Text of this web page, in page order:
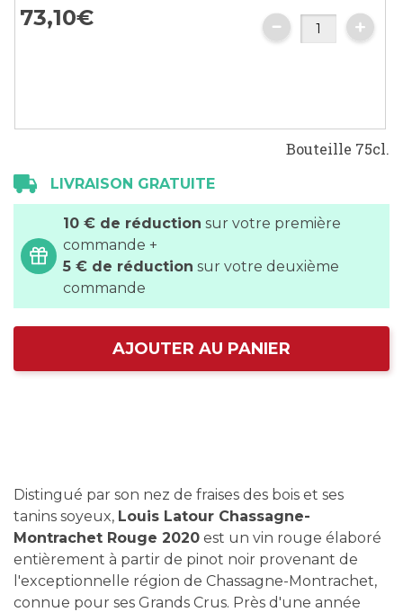
the
images
73,10€
Bouteille 75cl.
LIVRAISON GRATUITE
10 € de réduction sur votre première
commande +
5 € de réduction sur votre deuxième
commande
AJOUTER AU PANIER
Distingué par son nez de fraises des bois et ses
tanins soyeux, Louis Latour Chassagne-
Montrachet Rouge 2020 est un vin rouge élaboré
entièrement à partir de pinot noir provenant de
l'exceptionnelle région de Chassagne-Montrachet,
connue pour ses Grands Crus. Près d'une année